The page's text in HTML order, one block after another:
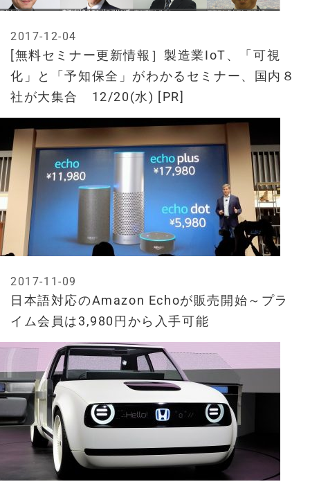
[無料セミナー更新情報］製造業IoT、「可視
化」と「予知保全」がわかるセミナー、国内８
社が大集合 12/20(水) [PR]
2017-12-04
日本語対応のAmazon Echoが販売開始～プラ
イム会員は3,980円から入手可能
2017-11-09